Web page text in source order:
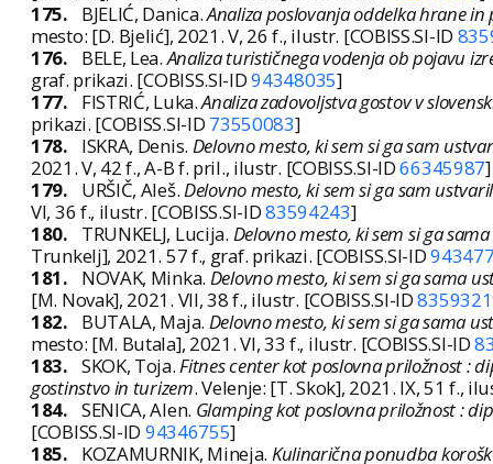
175.
BJELIĆ, Danica.Analiza poslovanja oddelka hrane
mesto: [D. Bjelić], 2021. V, 26 f., ilustr. [COBISS.SI-ID
176.
BELE, Lea.Analiza turističnega vodenja ob pojavu
graf. prikazi. [COBISS.SI-ID94348035]
177.
FISTRIĆ, Luka.Analiza zadovoljstva gostov v
prikazi. [COBISS.SI-ID 73550083]
178.
ISKRA, Denis. Delovno mesto, ki sem si ga sam
2021. V, 42 f., A-B f. pril., ilustr. [COBISS.SI-ID66345987]
179.
URŠIČ, Aleš.Delovno mesto, ki sem si ga sam
VI, 36 f., ilustr. [COBISS.SI-ID83594243]
180.
TRUNKELJ, Lucija. Delovno mesto, ki sem si ga
Trunkelj], 2021. 57 f., graf. prikazi. [COBISS.SI-ID
181.
NOVAK, Minka. Delovno mesto, ki sem si ga sama
[M. Novak], 2021. VII, 38 f., ilustr. [COBISS.SI-ID
182.
BUTALA, Maja. Delovno mesto, ki sem si ga sama
mesto: [M. Butala], 2021. VI, 33 f., ilustr. [COBISS.SI-ID
183. SKOK, Toja.Fitnes center kot poslovna priložnost :
gostinstvo in turizem. Velenje: [T. Skok], 2021. IX, 51 f.,
184. SENICA, Alen. Glamping kot poslovna priložnost :
[COBISS.SI-ID 94346755]
185.
KOZAMURNIK, Mineja. Kulinarična ponudba